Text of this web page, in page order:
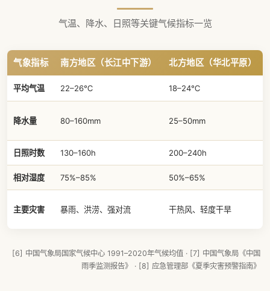
气温、降水、日照等关键气候指标一览
气象指标 南方地区（长江中下游） 北方地区（华北平原）
平均气温 22–26℃ 18–24℃
降水量 80–160mm 25–50mm
日照时数 130–160h 200–240h
相对湿度 75%–85% 50%–65%
主要灾害 暴雨、洪涝、强对流 干热风、轻度干旱
[6] 中国气象局国家气候中心 1991–2020年气候均值 · [7] 中国气象局《中国
雨季监测报告》
· [8] 应急管理部《夏季灾害预警指南》